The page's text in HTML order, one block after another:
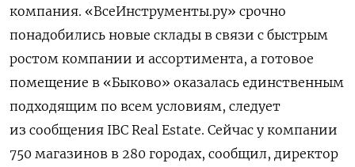
компания. «ВсеИнструменты.ру» срочно
понадобились новые склады в связи с быстрым
ростом компании и ассортимента, а готовое
помещение в «Быково» оказалась единственным
подходящим по всем условиям, следует
из сообщения IBC Real Estate. Сейчас у компании
750 магазинов в 280 городах, сообщил, директор